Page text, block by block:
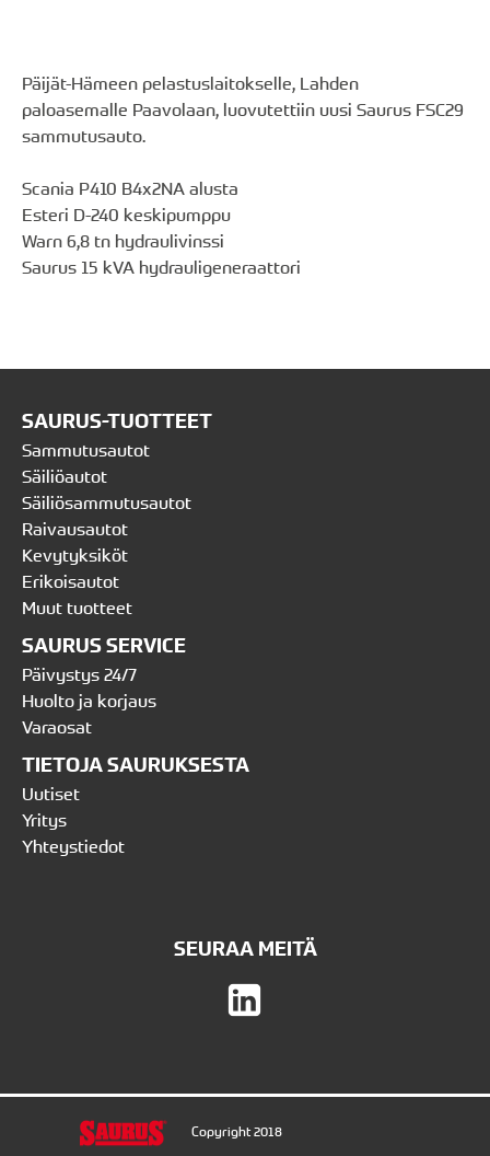
Päijät-Hämeen pelastuslaitokselle, Lahden
paloasemalle Paavolaan, luovutettiin uusi Saurus FSC29
sammutusauto.
Scania P410 B4x2NA alusta
Esteri D-240 keskipumppu
Warn 6,8 tn hydraulivinssi
Saurus 15 kVA hydrauligeneraattori
SAURUS-TUOTTEET
Sammutusautot
Säiliöautot
Säiliösammutusautot
Raivausautot
Kevytyksiköt
Erikoisautot
Muut tuotteet
SAURUS SERVICE
Päivystys 24/7
Huolto ja korjaus
Varaosat
TIETOJA SAURUKSESTA
Uutiset
Yritys
Yhteystiedot
SEURAA MEITÄ
Copyright 2018